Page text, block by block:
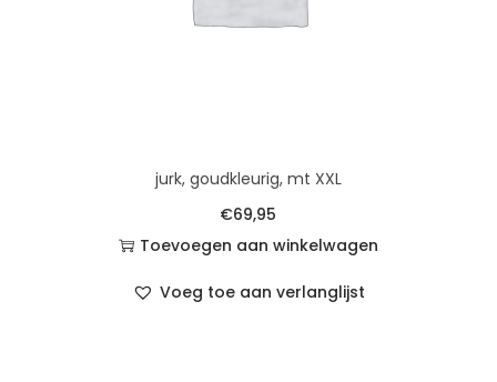
jurk, goudkleurig, mt XXL
€69,95
Toevoegen aan winkelwagen
Voeg toe aan verlanglijst